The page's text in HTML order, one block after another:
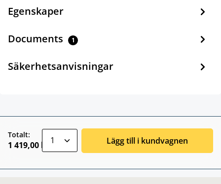
Egenskaper
Documents 1
Säkerhetsanvisningar
Totalt:
1 419,00 kr Lägg till i kundvagnen